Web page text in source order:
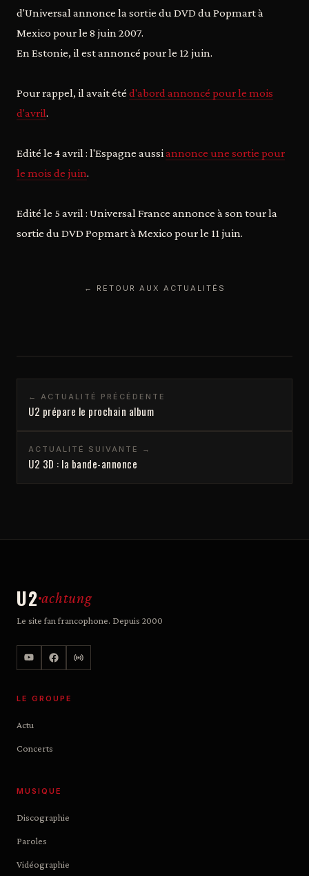
d'Universal annonce la sortie du DVD du Popmart à
Mexico pour le 8 juin 2007.
En Estonie, il est annoncé pour le 12 juin.
Pour rappel, il avait été d'abord annoncé pour le mois
d'avril.
Edité le 4 avril : l'Espagne aussiannonce une sortie pour
le mois de juin.
Edité le 5 avril : Universal France annonce à son tour la
sortie du DVD Popmart à Mexico pour le 11 juin.
← RETOUR AUX ACTUALITÉS
← ACTUALITÉ PRÉCÉDENTE
U2 prépare le prochain album
ACTUALITÉ SUIVANTE →
U2 3D : la bande-annonce
U2 achtung
Le site fan francophone. Depuis 2000
LE GROUPE
Actu
Concerts
MUSIQUE
Discographie
Paroles
Vidéographie